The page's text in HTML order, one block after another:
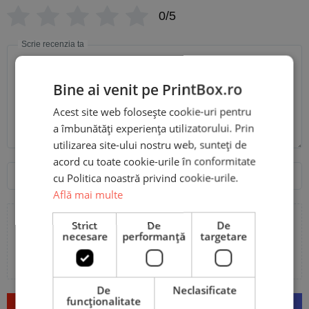
0/5
Scrie recenzia ta
Email
Adaugă poze sau video la recenzia ta
Trimite
Bine ai venit pe PrintBox.ro
Acest site web folosește cookie-uri pentru
a îmbunătăți experiența utilizatorului. Prin
utilizarea site-ului nostru web, sunteți de
acord cu toate cookie-urile în conformitate
cu Politica noastră privind cookie-urile.
Află mai multe
Strict
necesare
De
performanță
De
targetare
De
funcţionalitate
Neclasificate